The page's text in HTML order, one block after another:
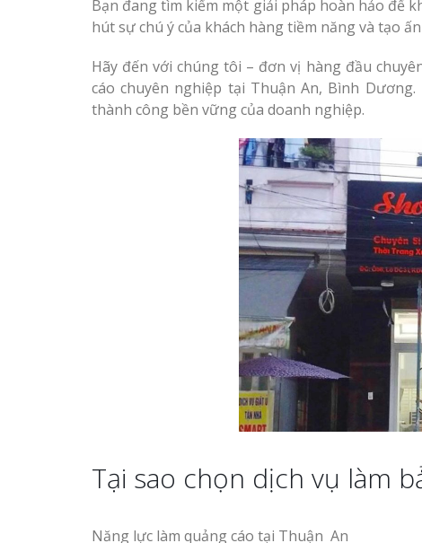
Bạn đang tìm kiếm một giải pháp hoàn hảo để
hút sự chú ý của khách hàng tiềm năng và tạo
Hãy đến với chúng tôi – đơn vị hàng đầu
cáo chuyên nghiệp tại Thuận An, Bình
thành công bền vững của doanh nghiệp.
Tại sao chọn dịch vụ làm
Năng lực làm quảng cáo tại Thuận An
Công ty quảng cáo tại
Làm biển hiệu spa tại
Vinh Nghệ An
Làm biển led tại Vinh
Thiết kế Profile tại Vinh
Làm biển alu chữ nổi tại
Vinh Nghệ An
Thi Công Bảng
Nghệ An Nâng Tầm
Hiệu
Làm Biển Led
Rẻ Tại Vinh Giải Pháp
Quả
Làm Hộp Đèn
Cáo Tại Vinh Giá Rẻ
Biển Led Chạy
Ma Trận Nghệ
Thi Công
Làm Biển Công Ty